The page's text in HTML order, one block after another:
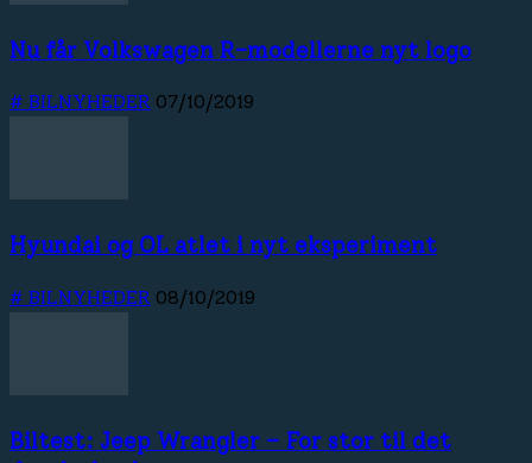
Nu får Volkswagen R-modellerne nyt logo
# BILNYHEDER 07/10/2019
Hyundai og OL atlet i nyt eksperiment
# BILNYHEDER 08/10/2019
Biltest: Jeep Wrangler – For stor til det